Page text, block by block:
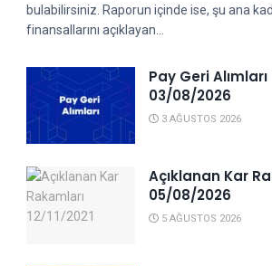
bulabilirsiniz. Raporun içinde ise, şu ana
finansallarını açıklayan...
Pay Geri Alımları
03/08/2026
3 AĞUSTOS 2026
Açıklanan Kar
05/08/2026
5 AĞUSTOS 2026